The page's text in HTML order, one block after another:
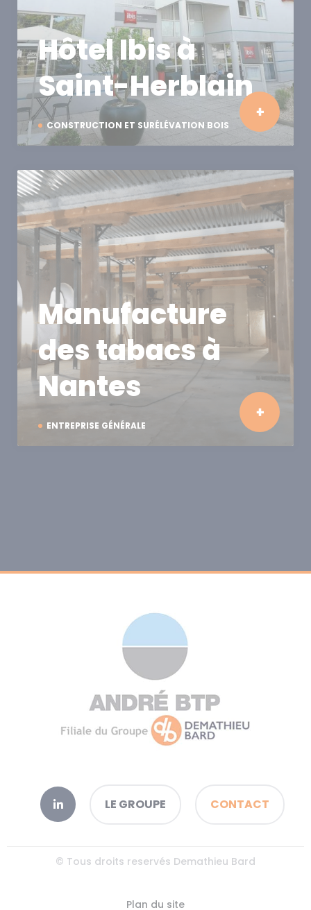
CONSTRUCTION ET SURÉLÉVATION BOIS
Hôtel Ibis à
Saint-Herblain
ENTREPRISE GÉNÉRALE
Manufacture
des tabacs à
Nantes
LE GROUPE CONTACT
© Tous droits reservés Demathieu Bard
Plan du site